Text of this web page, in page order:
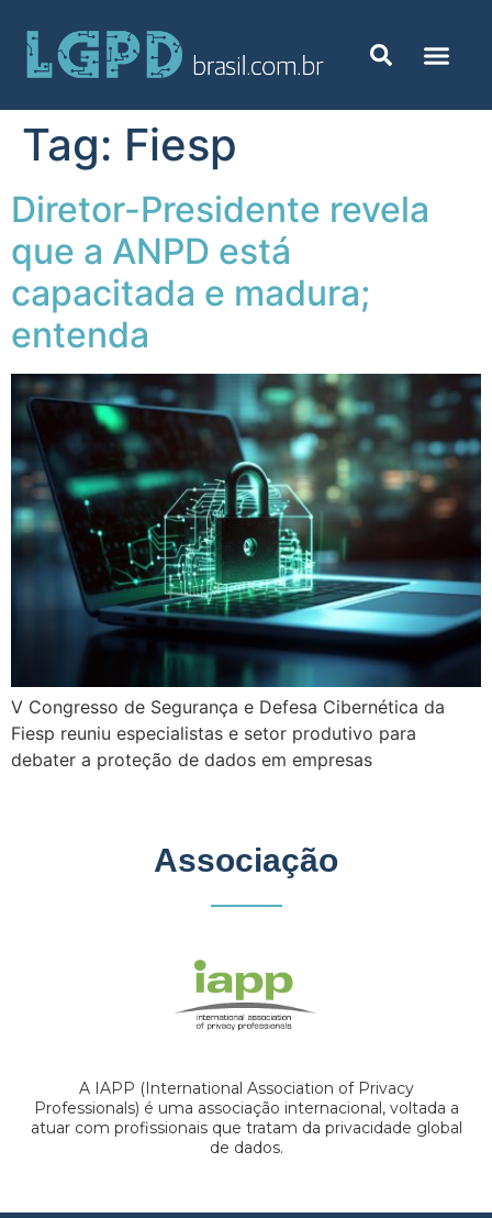
Tag: Fiesp
Diretor-Presidente revela
que a ANPD está
capacitada e madura;
entenda
V Congresso de Segurança e Defesa Cibernética da
Fiesp reuniu especialistas e setor produtivo para
debater a proteção de dados em empresas
Associação
A IAPP (International Association of Privacy
Professionals) é uma associação internacional, voltada a
atuar com profissionais que tratam da privacidade global
de dados.